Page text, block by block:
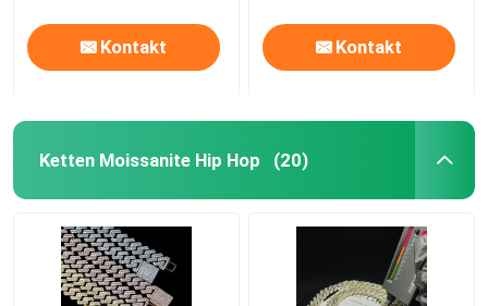
Kontakt Kontakt
Ketten Moissanite Hip Hop (20)